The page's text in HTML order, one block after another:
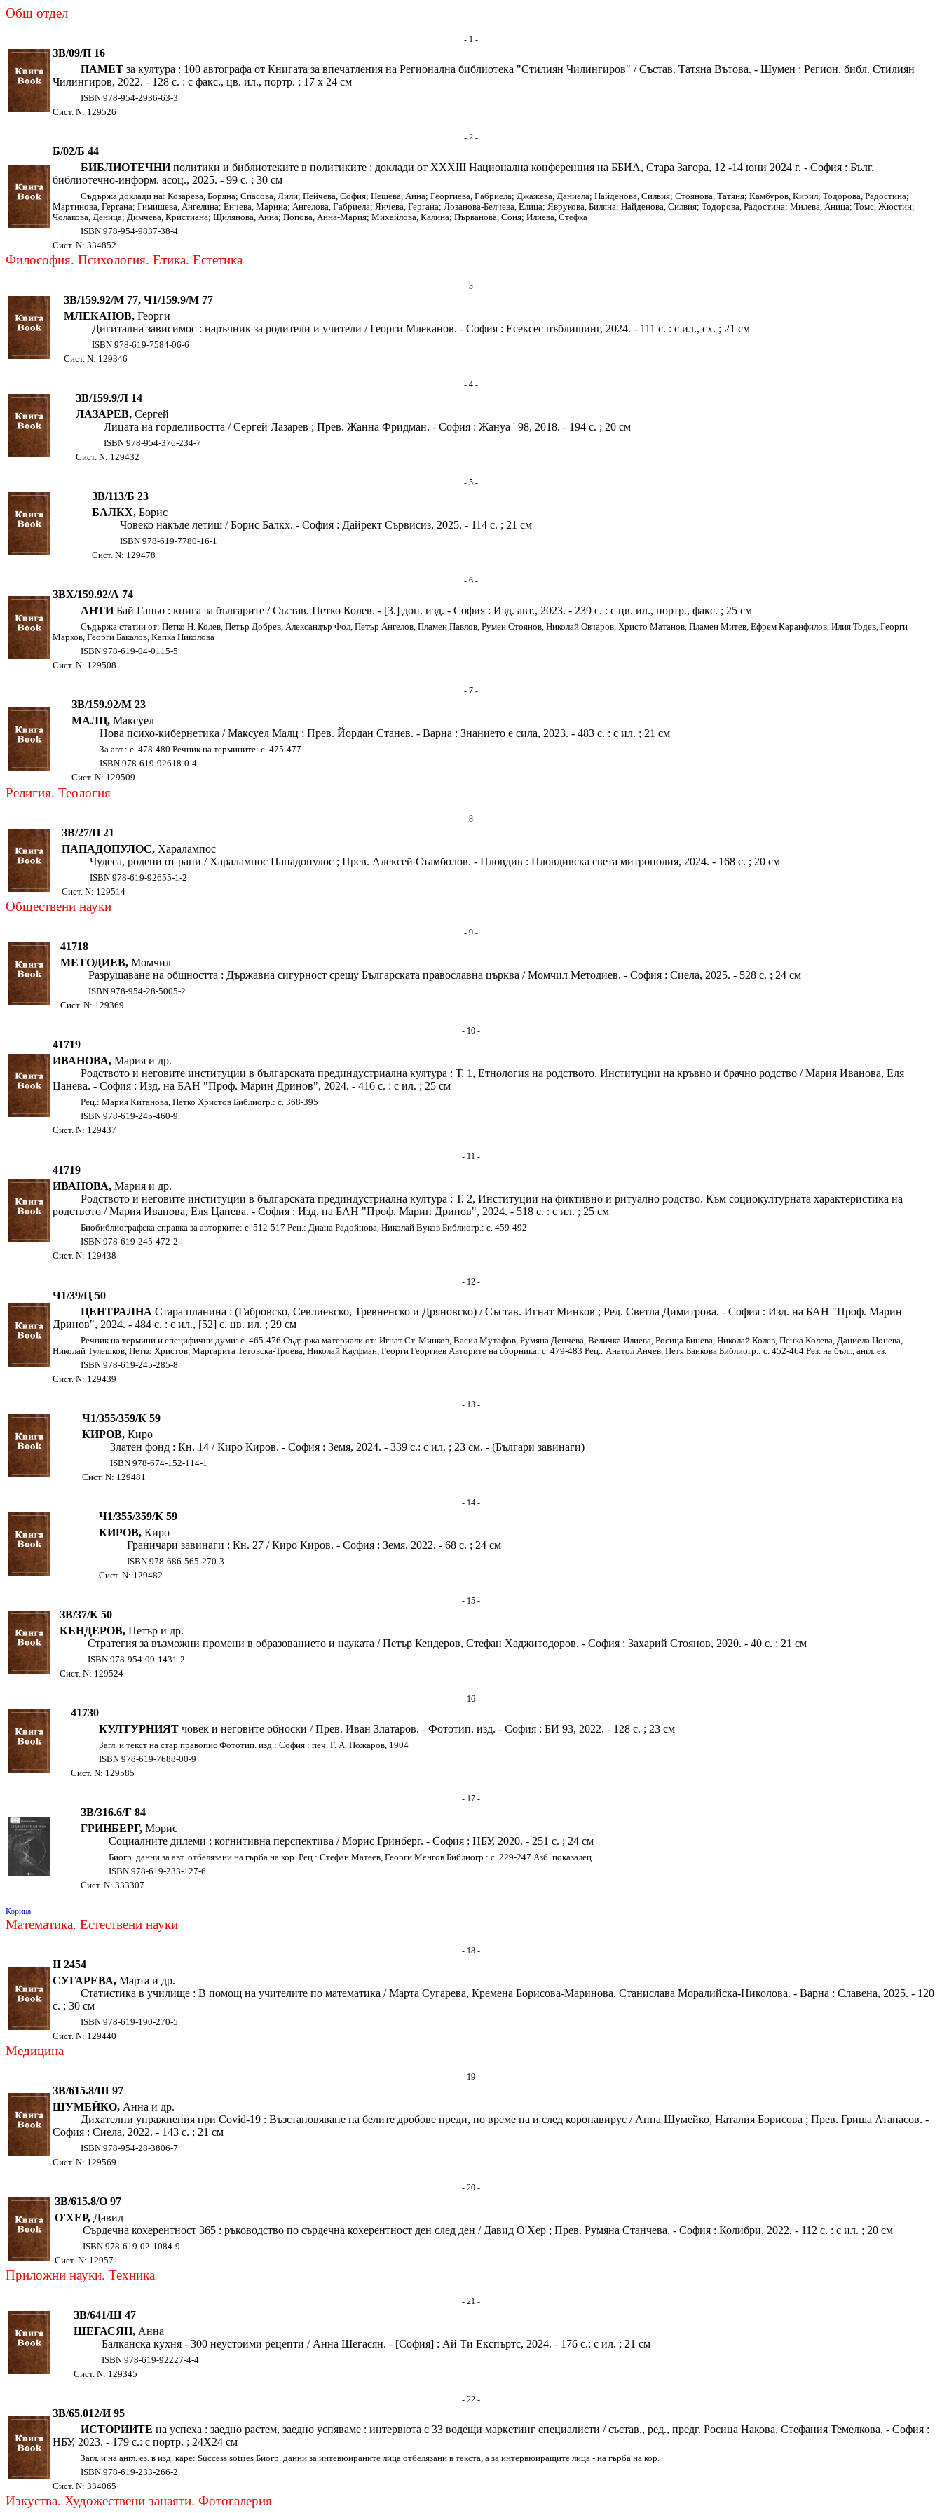
Общ отдел
- 1 -
ЗВ/09/П 16
ПАМЕТ за култура : 100 автографа от Книгата за впечатления на Регионална библиотека "Стилиян Чилингиров" / Състав. Татяна Вътова. - Шумен : Регион. библ. Стилиян
Чилингиров, 2022. - 128 с. : с факс., цв. ил., портр. ; 17 x 24 см
ISBN 978-954-2936-63-3
Сист. N: 129526
- 2 -
Б/02/Б 44
БИБЛИОТЕЧНИполитики и библиотеките в политиките : доклади от XXXIII Национална конференция на ББИА, Стара Загора, 12 -14 юни 2024 г. - София : Бълг.
библиотечно-информ. асоц., 2025. - 99 с. ; 30 см
Съдържа доклади на: Козарева, Боряна; Спасова, Лили; Пейчева, София; Нешева, Анна; Георгиева, Габриела; Джажева, Даниела; Найденова, Силвия; Стоянова, Татяня; Камбуров, Кирил; Тодорова, Радостина;
Мартинова, Гергана; Гимишева, Ангелина; Енчева, Марина; Ангелова, Габриела; Янчева, Гергана; Лозанова-Белчева, Елица; Яврукова, Биляна; Найденова, Силвия; Тодорова, Радостина; Милева, Аница; Томс, Жюстин;
Чолакова, Деница; Димчева, Кристиана; Щилянова, Анна; Попова, Анна-Мария; Михайлова, Калина; Първанова, Соня; Илиева, Стефка
ISBN 978-954-9837-38-4
Сист. N: 334852
Философия. Психология. Етика. Естетика
- 3 -
ЗВ/159.92/М 77, Ч1/159.9/М 77
МЛЕКАНОВ, Георги
Дигитална зависимос : наръчник за родители и учители / Георги Млеканов. - София : Есексес пъблишинг, 2024. - 111 с. : с ил., сх. ; 21 см
ISBN 978-619-7584-06-6
Сист. N: 129346
- 4 -
ЗВ/159.9/Л 14
ЛАЗАРЕВ, Сергей
Лицата на горделивостта / Сергей Лазарев ; Прев. Жанна Фридман. - София : Жануа ' 98, 2018. - 194 с. ; 20 см
ISBN 978-954-376-234-7
Сист. N: 129432
- 5 -
ЗВ/113/Б 23
БАЛКХ, Борис
Човеко накъде летиш / Борис Балкх. - София : Дайрект Сървисиз, 2025. - 114 с. ; 21 см
ISBN 978-619-7780-16-1
Сист. N: 129478
- 6 -
ЗВХ/159.92/А 74
АНТИБай Ганьо : книга за българите / Състав. Петко Колев. - [3.] доп. изд. - София : Изд. авт., 2023. - 239 с. : с цв. ил., портр., факс. ; 25 см
Съдържа статии от: Петко Н. Колев, Петър Добрев, Александър Фол, Петър Ангелов, Пламен Павлов, Румен Стоянов, Николай Овчаров, Христо Матанов, Пламен Митев, Ефрем Каранфилов, Илия Тодев, Георги
Марков, Георги Бакалов, Капка Николова
ISBN 978-619-04-0115-5
Сист. N: 129508
- 7 -
ЗВ/159.92/М 23
МАЛЦ, Максуел
Нова психо-кибернетика / Максуел Малц ; Прев. Йордан Станев. - Варна : Знанието е сила, 2023. - 483 с. : с ил. ; 21 см
За авт.: с. 478-480 Речник на термините: с. 475-477
ISBN 978-619-92618-0-4
Сист. N: 129509
Религия. Теология
- 8 -
ЗВ/27/П 21
ПАПАДОПУЛОС, Харалампос
Чудеса, родени от рани / Харалампос Пападопулос ; Прев. Алексей Стамболов. - Пловдив : Пловдивска света митрополия, 2024. - 168 с. ; 20 см
ISBN 978-619-92655-1-2
Сист. N: 129514
Обществени науки
- 9 -
41718
МЕТОДИЕВ, Момчил
Разрушаване на общността : Държавна сигурност срещу Българската православна църква / Момчил Методиев. - София : Сиела, 2025. - 528 с. ; 24 см
ISBN 978-954-28-5005-2
Сист. N: 129369
- 10 -
41719
ИВАНОВА, Мария и др.
Родството и неговите институции в българската прединдустриална култура : Т. 1, Етнология на родството. Институции на кръвно и брачно родство / Мария Иванова, Еля
Цанева. - София : Изд. на БАН "Проф. Марин Дринов", 2024. - 416 с. : с ил. ; 25 см
Рец.: Мария Китанова, Петко Христов Библиогр.: с. 368-395
ISBN 978-619-245-460-9
Сист. N: 129437
- 11 -
41719
ИВАНОВА, Мария и др.
Родството и неговите институции в българската прединдустриална култура : Т. 2, Институции на фиктивно и ритуално родство. Към социокултурната характеристика на
родството / Мария Иванова, Еля Цанева. - София : Изд. на БАН "Проф. Марин Дринов", 2024. - 518 с. : с ил. ; 25 см
Биобиблиографска справка за авторките: с. 512-517 Рец.: Диана Радойнова, Николай Вуков Библиогр.: с. 459-492
ISBN 978-619-245-472-2
Сист. N: 129438
- 12 -
Ч1/39/Ц 50
ЦЕНТРАЛНА Стара планина : (Габровско, Севлиевско, Тревненско и Дряновско) / Състав. Игнат Минков ; Ред. Светла Димитрова. - София : Изд. на БАН "Проф. Марин
Дринов", 2024. - 484 с. : с ил., [52] с. цв. ил. ; 29 см
Речник на термини и специфични думи: с. 465-476 Съдържа материали от: Игнат Ст. Минков, Васил Мутафов, Румяна Денчева, Величка Илиева, Росица Бинева, Николай Колев, Пенка Колева, Даниела Цонева,
Николай Тулешков, Петко Христов, Маргарита Тетовска-Троева, Николай Кауфман, Георги Георгиев Авторите на сборника: с. 479-483 Рец.: Анатол Анчев, Петя Банкова Библиогр.: с. 452-464 Рез. на бълг., англ. ез.
ISBN 978-619-245-285-8
Сист. N: 129439
- 13 -
Ч1/355/359/К 59
КИРОВ, Киро
Златен фонд : Кн. 14 / Киро Киров. - София : Земя, 2024. - 339 с.: с ил. ; 23 см. - (Българи завинаги)
ISBN 978-674-152-114-1
Сист. N: 129481
- 14 -
Ч1/355/359/К 59
КИРОВ, Киро
Граничари завинаги : Кн. 27 / Киро Киров. - София : Земя, 2022. - 68 с. ; 24 см
ISBN 978-686-565-270-3
Сист. N: 129482
- 15 -
ЗВ/37/К 50
КЕНДЕРОВ, Петър и др.
Стратегия за възможни промени в образованието и науката / Петър Кендеров, Стефан Хаджитодоров. - София : Захарий Стоянов, 2020. - 40 с. ; 21 см
ISBN 978-954-09-1431-2
Сист. N: 129524
- 16 -
41730
КУЛТУРНИЯТ човек и неговите обноски / Прев. Иван Златаров. - Фототип. изд. - София : БИ 93, 2022. - 128 с. ; 23 см
Загл. и текст на стар правопис Фототип. изд.: София : печ. Г. А. Ножаров, 1904
ISBN 978-619-7688-00-9
Сист. N: 129585
- 17 -
ЗВ/316.6/Г 84
ГРИНБЕРГ, Морис
Социалните дилеми : когнитивна перспектива / Морис Гринберг. - София : НБУ, 2020. - 251 с. ; 24 см
Биогр. данни за авт. отбелязани на гърба на кор. Рец.: Стефан Матеев, Георги Менгов Библиогр.: с. 229-247 Азб. показалец
ISBN 978-619-233-127-6
Сист. N: 333307
Корица
Математика. Естествени науки
- 18 -
II 2454
СУГАРЕВА, Марта и др.
Статистика в училище : В помощ на учителите по математика / Марта Сугарева, Кремена Борисова-Маринова, Станислава Моралийска-Николова. - Варна : Славена, 2025. - 120
с. ; 30 см
ISBN 978-619-190-270-5
Сист. N: 129440
Медицина
- 19 -
ЗВ/615.8/Ш 97
ШУМЕЙКО, Анна и др.
Дихателни упражнения при Covid-19 : Възстановяване на белите дробове преди, по време на и след коронавирус / Анна Шумейко, Наталия Борисова ; Прев. Гриша Атанасов. -
София : Сиела, 2022. - 143 с. ; 21 см
ISBN 978-954-28-3806-7
Сист. N: 129569
- 20 -
ЗВ/615.8/О 97
О'ХЕР, Давид
Сърдечна кохерентност 365 : ръководство по сърдечна кохерентност ден след ден / Давид О'Хер ; Прев. Румяна Станчева. - София : Колибри, 2022. - 112 с. : с ил. ; 20 см
ISBN 978-619-02-1084-9
Сист. N: 129571
Приложни науки. Техника
- 21 -
ЗВ/641/Ш 47
ШЕГАСЯН, Анна
Балканска кухня - 300 неустоими рецепти / Анна Шегасян. - [София] : Ай Ти Експъртс, 2024. - 176 с.: с ил. ; 21 см
ISBN 978-619-92227-4-4
Сист. N: 129345
- 22 -
ЗВ/65.012/И 95
ИСТОРИИТЕ на успеха : заедно растем, заедно успяваме : интервюта с 33 водещи маркетинг специалисти / състав., ред., предг. Росица Накова, Стефания Темелкова. - София :
НБУ, 2023. - 179 с.: с портр. ; 24Х24 см
Загл. и на англ. ез. в изд. каре: Success sotries Биогр. данни за интевюираните лица отбелязани в текста, а за интервюиращите лица - на гърба на кор.
ISBN 978-619-233-266-2
Сист. N: 334065
Изкуства. Художествени занаяти. Фотогалерия